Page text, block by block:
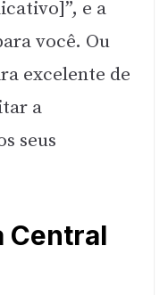
e a
você. Ou
excelente de
a
seus
Central